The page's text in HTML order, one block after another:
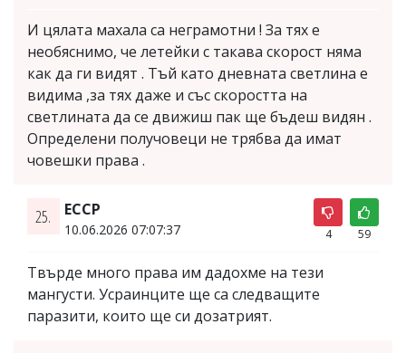
И цялата махала са неграмотни ! За тях е
необяснимо, че летейки с такава скорост няма
как да ги видят . Тъй като дневната светлина е
видима ,за тях даже и със скоростта на
светлината да се движиш пак ще бъдеш видян .
Определени получовеци не трябва да имат
човешки права .
25. ЕССР
10.06.2026 07:07:37 4 59
Твърде много права им дадохме на тези
мангусти. Усраинците ще са следващите
паразити, които ще си дозатрият.